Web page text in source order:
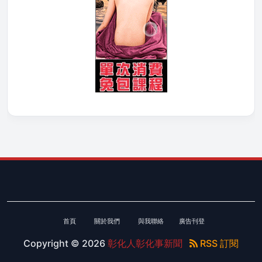
首頁 關於我們 與我聯絡 廣告刊登
Copyright © 2026 彰化人彰化事新聞 RSS 訂閱